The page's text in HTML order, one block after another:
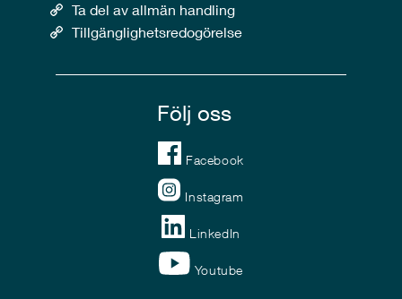
Ta del av allmän handling
Tillgänglighetsredogörelse
Följ oss
Facebook
Instagram
LinkedIn
Youtube